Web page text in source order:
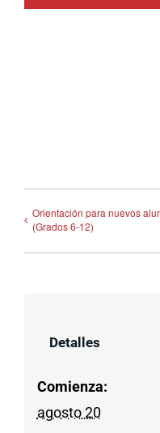
Orientación para nuevos
(Grados 6-12)
Detalles
Comienza:
agosto 20